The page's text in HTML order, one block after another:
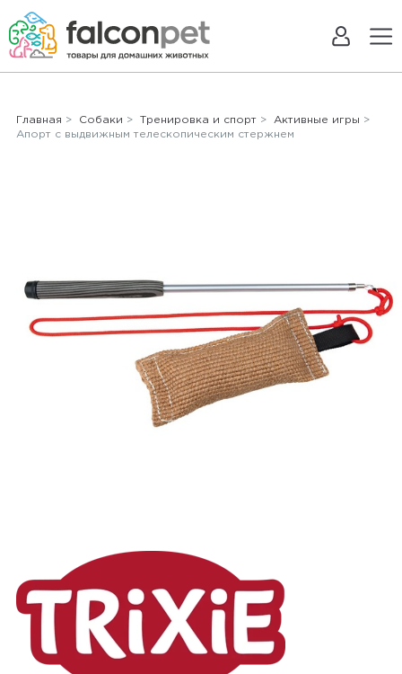
Главная > Собаки > Тренировка и спорт> Активные игры >
Апорт с выдвижным телескопическим стержнем